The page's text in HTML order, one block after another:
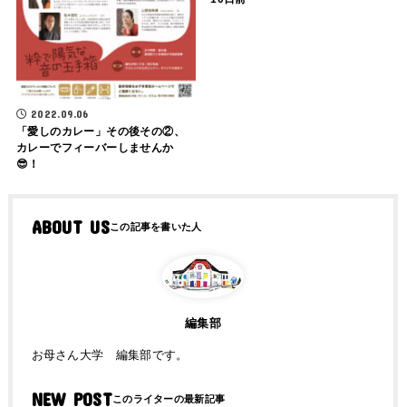
2022.09.06
「愛しのカレー」その後その②、
カレーでフィーバーしませんか
😎！
ABOUT US
編集部
お母さん大学 編集部です。
NEW POST